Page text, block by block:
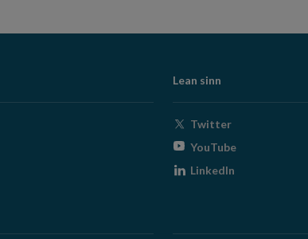
Lean sinn
TwitterOpens
window
YouTubeOpens
LinkedIn